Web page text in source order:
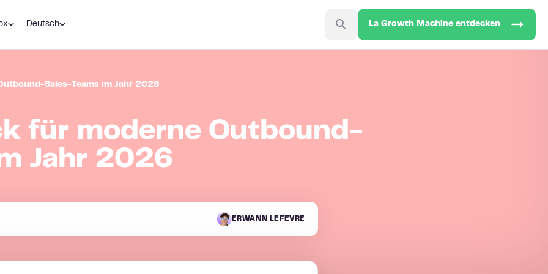
Deutsch La Growth Machine entdecken
Sales-Teams im Jahr 2026
für moderne Outbound-
Jahr 2026
ERWANN LEFEVRE